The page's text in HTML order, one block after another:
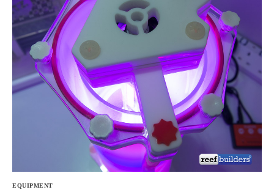
EQUIPMENT